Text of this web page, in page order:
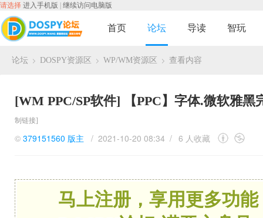
请选择 进入手机版 继续访问电脑版
首页 论坛 导读 智玩
论坛 DOSPY资源区 WP/WM资源区 查看内容
[WM PPC/SP软件] 【PPC】字体.微软雅
制链接]
© 379151560 版主 / 2021-10-20 08:34 / 6 人收藏
马上注册，享用更多功